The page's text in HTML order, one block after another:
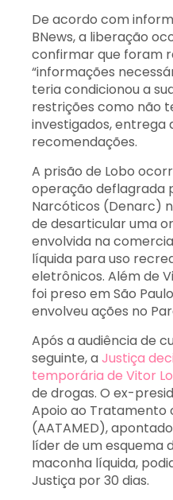
De acordo com
BNews, a liberação
confirmar que foram
“informações
teria condicionou a
restrições como não
investigados, entrega
recomendações.
A prisão de Lobo
operação deflagrada
Narcóticos (Denarc)
de desarticular uma
envolvida na
líquida para uso
eletrônicos. Além de
foi preso em São
envolveu ações no
Após a audiência de
seguinte, aJustiça
temporária de Vitor
de drogas. O ex-
Apoio ao Tratamento
(AATAMED),
líder de um esquema
maconha líquida,
Justiça por 30 dias.